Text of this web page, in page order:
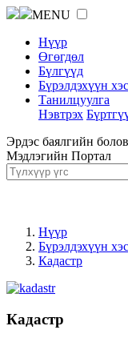
MENU
Нүүр
Өгөгдөл
Бүлгүүд
Бүрэлдэхүүн
Танилцуулга
Нэвтрэх
Эрдэс баялгийн
Мэдлэгийн Портал
Нүүр
Бүрэлдэхүүн
Кадастр
Кадастр